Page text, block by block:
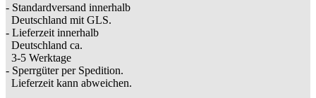
- Standardversand innerhalb
Deutschland mit GLS.
- Lieferzeit innerhalb
Deutschland ca.
3-5 Werktage
- Sperrgüter per Spedition.
Lieferzeit kann abweichen.